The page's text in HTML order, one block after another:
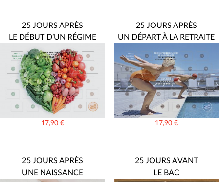
25 JOURS APRÈS
LE DÉBUT D’UN RÉGIME
17,90€
25 JOURS APRÈS
UN DÉPART À LA RETRAITE
17,90 €
25 JOURS APRÈS
UNE NAISSANCE
25 JOURS AVANT
LE BAC